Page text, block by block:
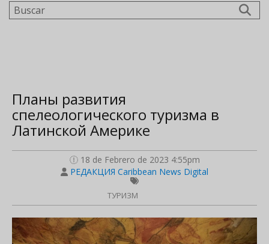
Buscar
Планы развития
спелеологического туризма в
Латинской Америке
18 de Febrero de 2023 4:55pm
РЕДАКЦИЯ Caribbean News Digital
ТУРИЗМ